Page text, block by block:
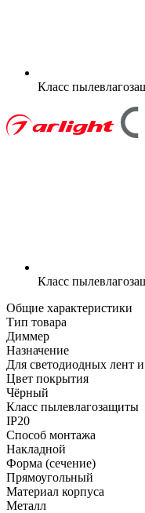
Класс
Класс
Общие характеристики
Тип товара
Диммер
Назначение
Для светодиодных
Цвет покрытия
Чёрный
Класс пылевлагозащиты
IP20
Способ монтажа
Накладной
Форма (сечение)
Прямоугольный
Материал корпуса
Металл